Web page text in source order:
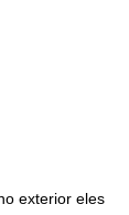
exterior eles